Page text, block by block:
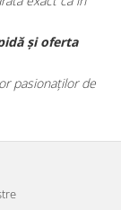
de sneakers
modul in care mi